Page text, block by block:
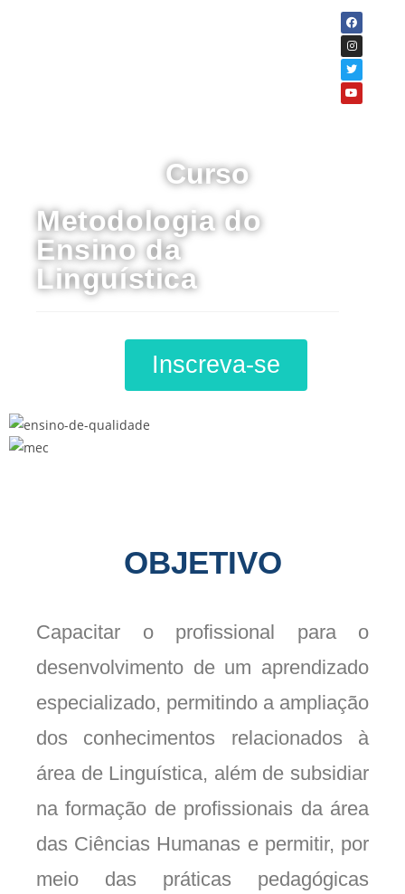
Curso
Metodologia do
Ensino da
Linguística
Inscreva-se
OBJETIVO
Capacitar o profissional para o
desenvolvimento de um aprendizado
especializado, permitindo a ampliação
dos conhecimentos relacionados à
área de Linguística, além de subsidiar
na formação de profissionais da área
das Ciências Humanas e permitir, por
meio das práticas pedagógicas